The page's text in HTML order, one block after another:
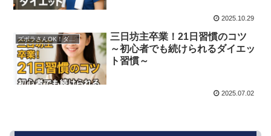
2025.10.29
ズボラさんOK！ダイエット関連
三日坊主卒業！21日習慣のコツ
～初心者でも続けられるダイエッ
ト習慣～
2025.07.02